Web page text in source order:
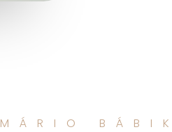
MÁRIO BÁBIK